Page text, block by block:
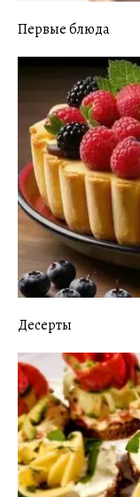
Первые блюда
Десерты